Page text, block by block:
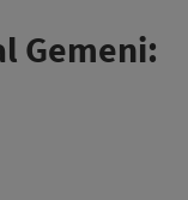
Gemeni: